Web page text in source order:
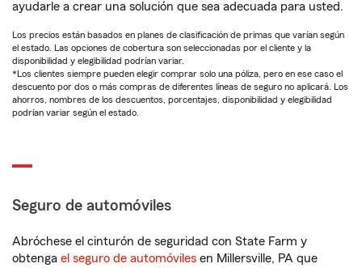
ayudarle a crear una solución que sea adecuada para usted.
Los precios están basados en planes de clasificación de primas que varían según
el estado. Las opciones de cobertura son seleccionadas por el cliente y la
disponibilidad y elegibilidad podrían variar.
*Los clientes siempre pueden elegir comprar solo una póliza, pero en ese caso el
descuento por dos o más compras de diferentes líneas de seguro no aplicará. Los
ahorros, nombres de los descuentos, porcentajes, disponibilidad y elegibilidad
podrían variar según el estado.
Seguro de automóviles
Abróchese el cinturón de seguridad con State Farm y
obtenga el seguro de automóviles en Millersville, PA que